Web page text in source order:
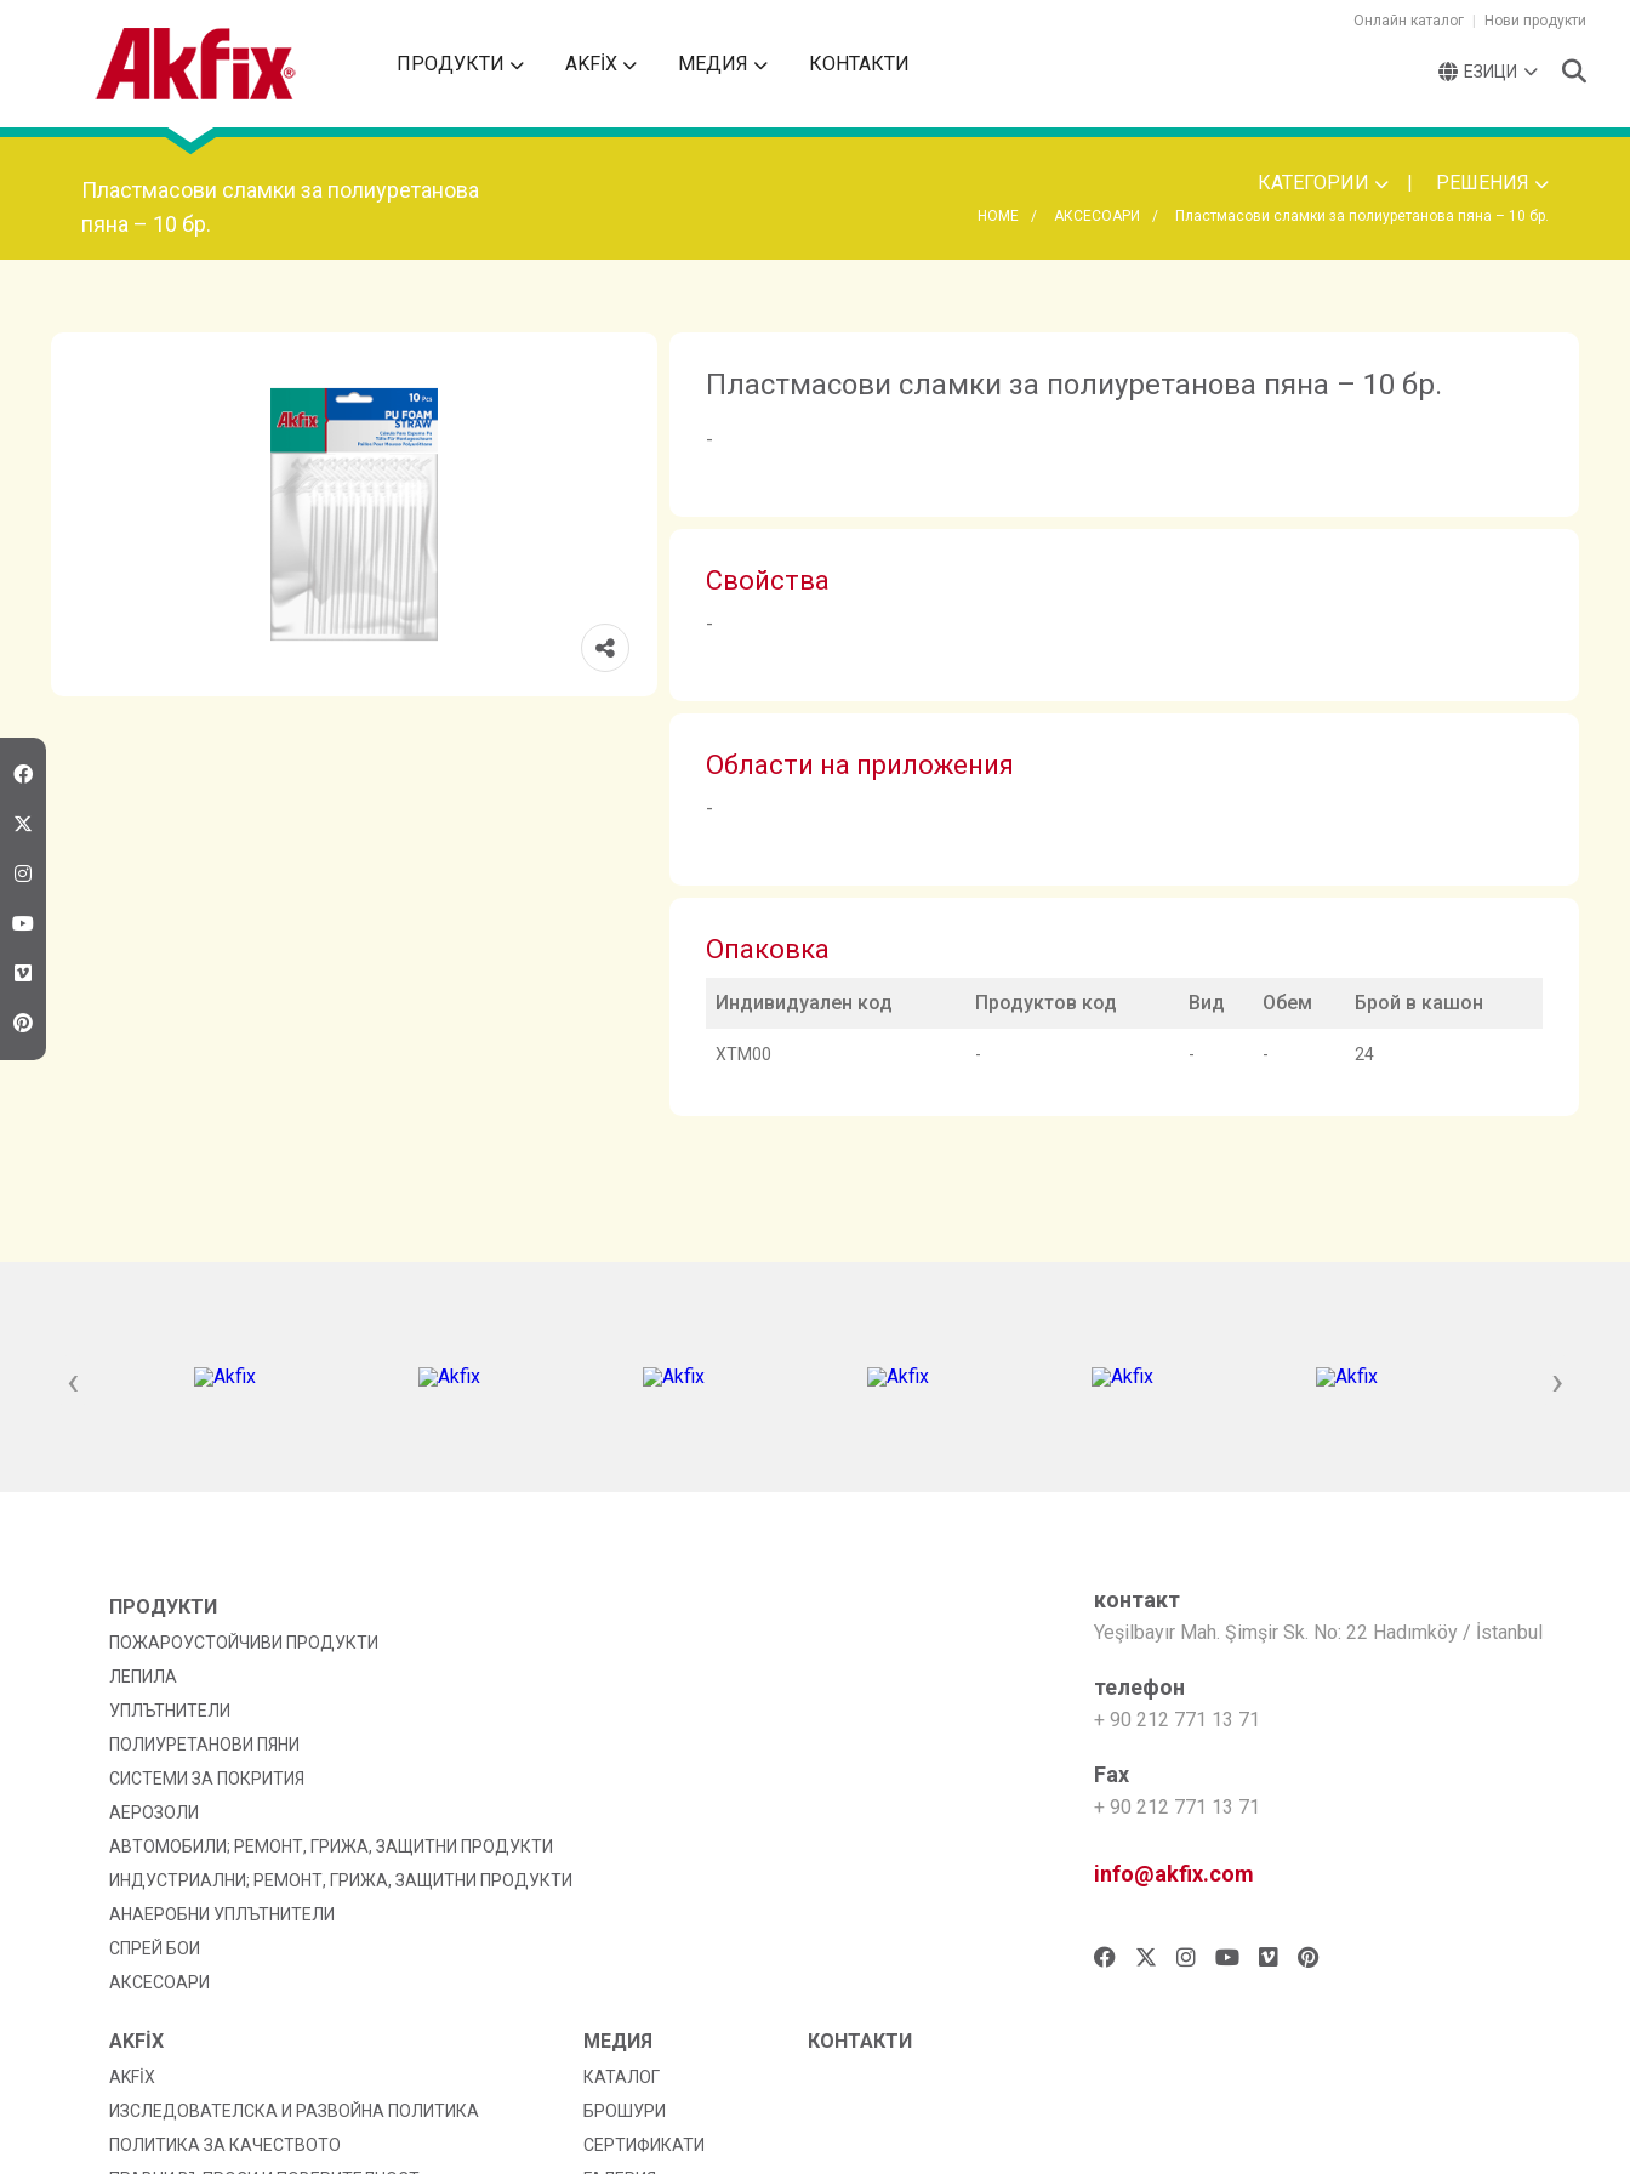
ПРОДУКТИ AKFİX МЕДИЯ КОНТАКТИ
Онлайн каталог Нови продукти
ЕЗИЦИ
Пластмасови сламки за полиуретанова
пяна – 10 бр.
КАТЕГОРИИ РЕШЕНИЯ
HOME АКСЕСОАРИ Пластмасови сламки за полиуретанова пяна – 10 бр.
Пластмасови сламки за полиуретанова пяна – 10 бр.
-
Свойства
-
Области на приложения
-
Опаковка
Индивидуален код Продуктов код Вид Обем Брой в кашон
XTM00 - - - 24
‹ ›
ПРОДУКТИ
ПОЖАРОУСТОЙЧИВИ ПРОДУКТИ
ЛЕПИЛА
УПЛЪТНИТЕЛИ
ПОЛИУРЕТАНОВИ ПЯНИ
СИСТЕМИ ЗА ПОКРИТИЯ
АЕРОЗОЛИ
АВТОМОБИЛИ; РЕМОНТ, ГРИЖА, ЗАЩИТНИ ПРОДУКТИ
ИНДУСТРИАЛНИ; РЕМОНТ, ГРИЖА, ЗАЩИТНИ ПРОДУКТИ
АНАЕРОБНИ УПЛЪТНИТЕЛИ
СПРЕЙ БОИ
АКСЕСОАРИ
AKFİX
AKFİX
ИЗСЛЕДОВАТЕЛСКА И РАЗВОЙНА ПОЛИТИКА
ПОЛИТИКА ЗА КАЧЕСТВОТО
МЕДИЯ
КАТАЛОГ
БРОШУРИ
СЕРТИФИКАТИ
КОНТАКТИ
контакт
Yeşilbayır Mah. Şimşir Sk. No: 22 Hadımköy / İstanbul
телефон
+ 90 212 771 13 71
Fax
+ 90 212 771 13 71
info@akfix.com